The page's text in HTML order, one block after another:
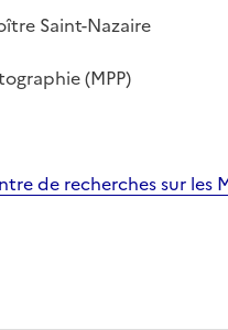
Saint-Nazaire
(MPP)
de recherches sur les